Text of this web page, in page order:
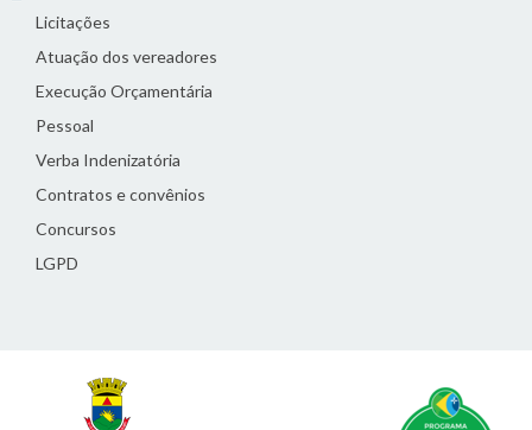
Licitações
Atuação dos vereadores
Execução Orçamentária
Pessoal
Verba Indenizatória
Contratos e convênios
Concursos
LGPD